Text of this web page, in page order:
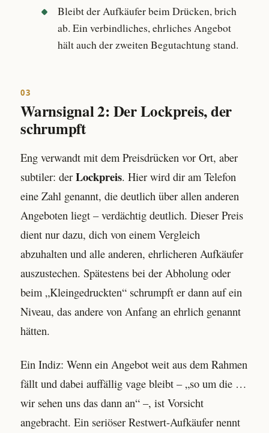
Bleibt der Aufkäufer beim Drücken, brich
ab. Ein verbindliches, ehrliches Angebot
hält auch der zweiten Begutachtung stand.
03
Warnsignal 2: Der Lockpreis, der
schrumpft
Eng verwandt mit dem Preisdrücken vor Ort, aber
subtiler: der Lockpreis. Hier wird dir am Telefon
eine Zahl genannt, die deutlich über allen anderen
Angeboten liegt – verdächtig deutlich. Dieser Preis
dient nur dazu, dich von einem Vergleich
abzuhalten und alle anderen, ehrlicheren Aufkäufer
auszustechen. Spätestens bei der Abholung oder
beim „Kleingedruckten“ schrumpft er dann auf ein
Niveau, das andere von Anfang an ehrlich genannt
hätten.
Ein Indiz: Wenn ein Angebot weit aus dem Rahmen
fällt und dabei auffällig vage bleibt – „so um die …
wir sehen uns das dann an“ –, ist Vorsicht
angebracht. Ein seriöser Restwert-Aufkäufer nennt